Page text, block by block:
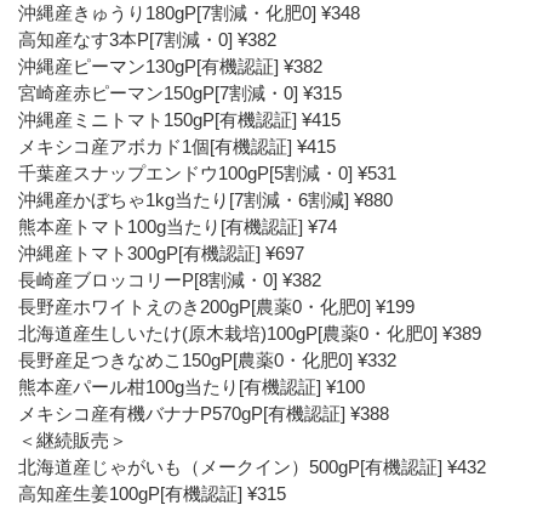
沖縄産きゅうり180gP[7割減・化肥0] ¥348
高知産なす3本P[7割減・0] ¥382
沖縄産ピーマン130gP[有機認証] ¥382
宮崎産赤ピーマン150gP[7割減・0] ¥315
沖縄産ミニトマト150gP[有機認証] ¥415
メキシコ産アボカド1個[有機認証] ¥415
千葉産スナップエンドウ100gP[5割減・0] ¥531
沖縄産かぼちゃ1kg当たり[7割減・6割減] ¥880
熊本産トマト100g当たり[有機認証] ¥74
沖縄産トマト300gP[有機認証] ¥697
長崎産ブロッコリーP[8割減・0] ¥382
長野産ホワイトえのき200gP[農薬0・化肥0] ¥199
北海道産生しいたけ(原木栽培)100gP[農薬0・化肥0] ¥389
長野産足つきなめこ150gP[農薬0・化肥0] ¥332
熊本産パール柑100g当たり[有機認証] ¥100
メキシコ産有機バナナP570gP[有機認証] ¥388
＜継続販売＞
北海道産じゃがいも（メークイン）500gP[有機認証] ¥432
高知産生姜100gP[有機認証] ¥315